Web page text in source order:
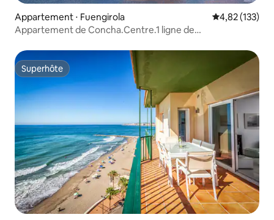
Appartement ⋅ Fuengirola Évaluation
4,82 (133)
Appartement de Concha.Centre.1 ligne de
Superhôte
Superhôte